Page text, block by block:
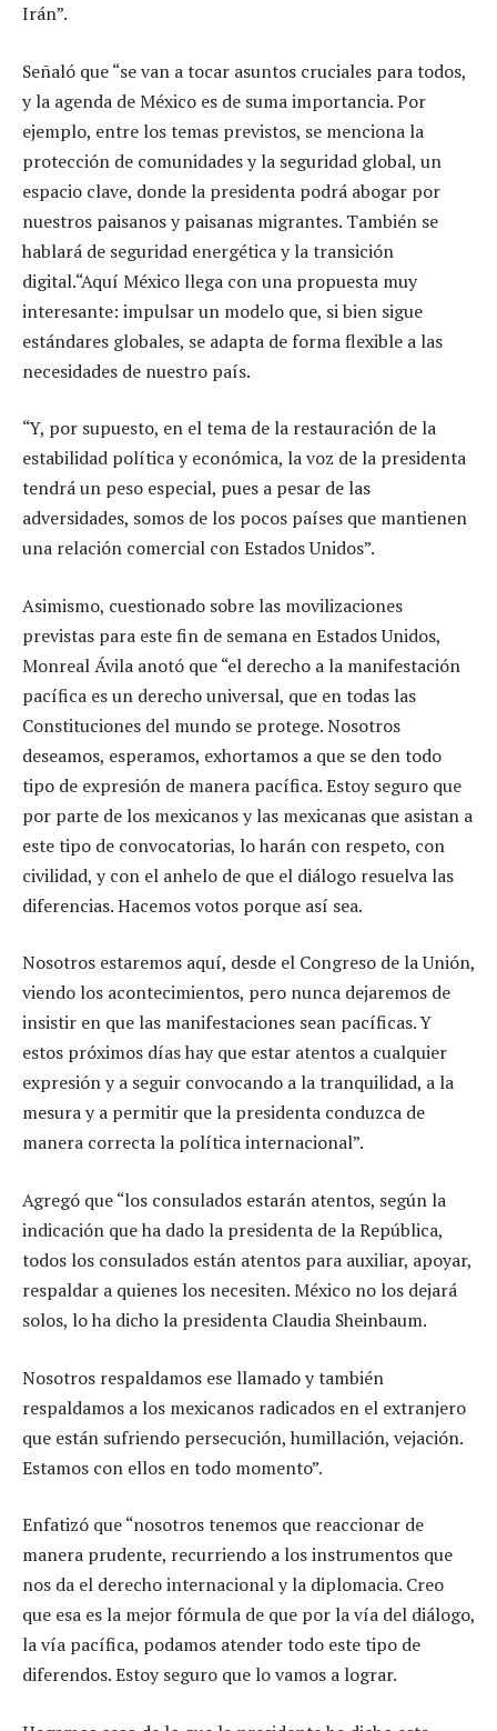
Irán”.
Señaló que “se van a tocar asuntos cruciales para todos,
y la agenda de México es de suma importancia. Por
ejemplo, entre los temas previstos, se menciona la
protección de comunidades y la seguridad global, un
espacio clave, donde la presidenta podrá abogar por
nuestros paisanos y paisanas migrantes. También se
hablará de seguridad energética y la transición
digital.“Aquí México llega con una propuesta muy
interesante: impulsar un modelo que, si bien sigue
estándares globales, se adapta de forma flexible a las
necesidades de nuestro país.
“Y, por supuesto, en el tema de la restauración de la
estabilidad política y económica, la voz de la presidenta
tendrá un peso especial, pues a pesar de las
adversidades, somos de los pocos países que mantienen
una relación comercial con Estados Unidos”.
Asimismo, cuestionado sobre las movilizaciones
previstas para este fin de semana en Estados Unidos,
Monreal Ávila anotó que “el derecho a la manifestación
pacífica es un derecho universal, que en todas las
Constituciones del mundo se protege. Nosotros
deseamos, esperamos, exhortamos a que se den todo
tipo de expresión de manera pacífica. Estoy seguro que
por parte de los mexicanos y las mexicanas que asistan a
este tipo de convocatorias, lo harán con respeto, con
civilidad, y con el anhelo de que el diálogo resuelva las
diferencias. Hacemos votos porque así sea.
Nosotros estaremos aquí, desde el Congreso de la Unión,
viendo los acontecimientos, pero nunca dejaremos de
insistir en que las manifestaciones sean pacíficas. Y
estos próximos días hay que estar atentos a cualquier
expresión y a seguir convocando a la tranquilidad, a la
mesura y a permitir que la presidenta conduzca de
manera correcta la política internacional”.
Agregó que “los consulados estarán atentos, según la
indicación que ha dado la presidenta de la República,
todos los consulados están atentos para auxiliar, apoyar,
respaldar a quienes los necesiten. México no los dejará
solos, lo ha dicho la presidenta Claudia Sheinbaum.
Nosotros respaldamos ese llamado y también
respaldamos a los mexicanos radicados en el extranjero
que están sufriendo persecución, humillación, vejación.
Estamos con ellos en todo momento”.
Enfatizó que “nosotros tenemos que reaccionar de
manera prudente, recurriendo a los instrumentos que
nos da el derecho internacional y la diplomacia. Creo
que esa es la mejor fórmula de que por la vía del diálogo,
la vía pacífica, podamos atender todo este tipo de
diferendos. Estoy seguro que lo vamos a lograr.